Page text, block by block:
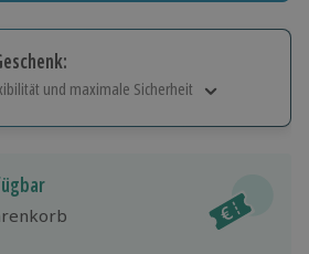
und maximale Sicherheit
Erlebnisse einlösbar.